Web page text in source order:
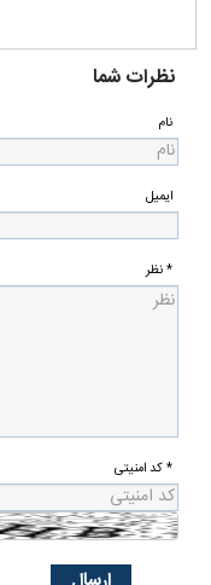
نظرات شما
نام
ایمیل
* نظر
* کد امنیتی